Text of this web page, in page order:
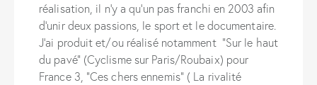
réalisation, il n’y a qu’un pas franchi en 2003 afin
d’unir deux passions, le sport et le documentaire.
J’ai produit et/ou réalisé notamment ”Sur le haut
du pavé” (Cyclisme sur Paris/Roubaix) pour
France 3, ”Ces chers ennemis” ( La rivalité